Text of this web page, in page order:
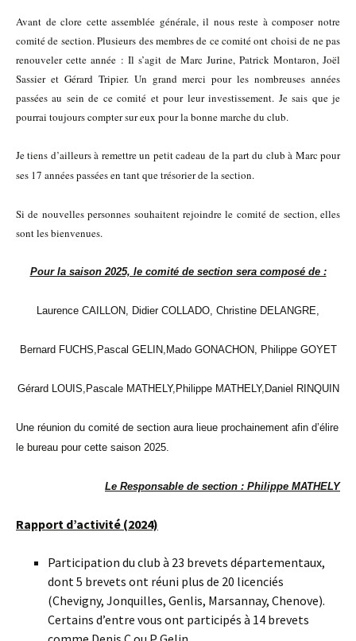
Avant de clore cette assemblée générale, il nous reste à composer notre
comité de section. Plusieurs des membres de ce comité ont choisi de ne pas
renouveler cette année : Il s’agit de Marc Jurine, Patrick Montaron, Joël
Sassier et Gérard Tripier. Un grand merci pour les nombreuses années
passées au sein de ce comité et pour leur investissement. Je sais que je
pourrai toujours compter sur eux pour la bonne marche du club.
Je tiens d’ailleurs à remettre un petit cadeau de la part du club à Marc pour
ses 17 années passées en tant que trésorier de la section.
Si de nouvelles personnes souhaitent rejoindre le comité de section, elles
sont les bienvenues.
Pour la saison 2025, le comité de section sera composé de :
Laurence CAILLON, Didier COLLADO, Christine DELANGRE,
Bernard FUCHS, Pascal GELIN, Mado GONACHON, Philippe GOYET
Gérard LOUIS, Pascale MATHELY, Philippe MATHELY, Daniel RINQUIN
Une réunion du comité de section aura lieue prochainement afin d’élire
le bureau pour cette saison 2025.
Le Responsable de section : Philippe MATHELY
Rapport d’activité (2024)
Participation du club à 23 brevets départementaux,
dont 5 brevets ont réuni plus de 20 licenciés
(Chevigny, Jonquilles, Genlis, Marsannay, Chenove).
Certains d’entre vous ont participés à 14 brevets